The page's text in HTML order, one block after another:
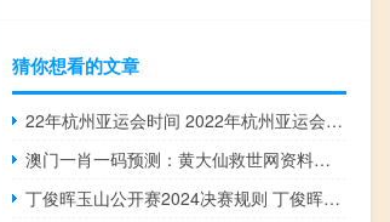
猜你想看的文章
22年杭州亚运会时间 2022年杭州亚运会时间
澳门一肖一码预测：黄大仙救世网资料在哪里看到的啊-成语解释落实-3494.V1.215
丁俊晖玉山公开赛2024决赛规则 丁俊晖斯诺克玉山公开赛